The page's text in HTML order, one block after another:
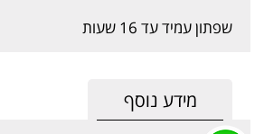
שפתון עמיד עד 16 שעות
מידע נוסף